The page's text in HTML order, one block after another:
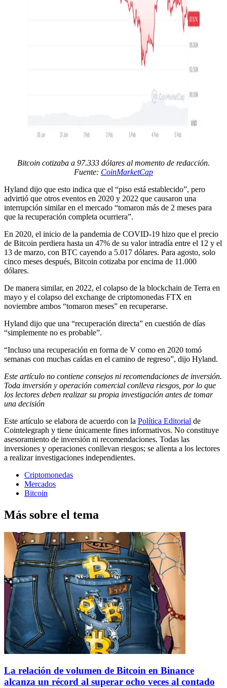
Bitcoin cotizaba a 97.333 dólares al momento de redacción.
Fuente: CoinMarketCap
Hyland dijo que esto indica que el “piso está establecido”, pero
advirtió que otros eventos en 2020 y 2022 que causaron una
interrupción similar en el mercado “tomaron más de 2 meses para
que la recuperación completa ocurriera”.
En 2020, el inicio de la pandemia de COVID-19 hizo que el precio
de Bitcoin perdiera hasta un 47% de su valor intradía entre el 12 y el
13 de marzo, con BTC cayendo a 5.017 dólares. Para agosto, solo
cinco meses después, Bitcoin cotizaba por encima de 11.000
dólares.
De manera similar, en 2022, el colapso de la blockchain de Terra en
mayo y el colapso del exchange de criptomonedas FTX en
noviembre ambos “tomaron meses” en recuperarse.
Hyland dijo que una “recuperación directa” en cuestión de días
“simplemente no es probable”.
“Incluso una recuperación en forma de V como en 2020 tomó
semanas con muchas caídas en el camino de regreso”, dijo Hyland.
Este artículo no contiene consejos ni recomendaciones de inversión.
Toda inversión y operación comercial conlleva riesgos, por lo que
los lectores deben realizar su propia investigación antes de tomar
una decisión
Este artículo se elabora de acuerdo con la Política Editorial de
Cointelegraph y tiene únicamente fines informativos. No constituye
asesoramiento de inversión ni recomendaciones. Todas las
inversiones y operaciones conllevan riesgos; se alienta a los lectores
a realizar investigaciones independientes.
Criptomonedas
Mercados
Bitcoin
Más sobre el tema
La relación de volumen de Bitcoin en Binance
alcanza un récord al superar ocho veces al contado